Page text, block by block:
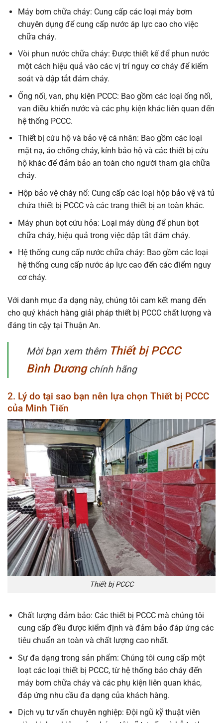
Máy bơm chữa cháy: Cung cấp các loại máy bơm
chuyên dụng để cung cấp nước áp lực cao cho việc
chữa cháy.
Vòi phun nước chữa cháy: Được thiết kế để phun nước
một cách hiệu quả vào các vị trí nguy cơ cháy để kiểm
soát và dập tắt đám cháy.
Ống nối, van, phụ kiện PCCC: Bao gồm các loại ống nối,
van điều khiển nước và các phụ kiện khác liên quan đến
hệ thống PCCC.
Thiết bị cứu hộ và bảo vệ cá nhân: Bao gồm các loại
mặt nạ, áo chống cháy, kính bảo hộ và các thiết bị cứu
hộ khác để đảm bảo an toàn cho người tham gia chữa
cháy.
Hộp bảo vệ cháy nổ: Cung cấp các loại hộp bảo vệ và tủ
chứa thiết bị PCCC và các trang thiết bị an toàn khác.
Máy phun bọt cứu hỏa: Loại máy dùng để phun bọt
chữa cháy, hiệu quả trong việc dập tắt đám cháy.
Hệ thống cung cấp nước chữa cháy: Bao gồm các loại
hệ thống cung cấp nước áp lực cao đến các điểm nguy
cơ cháy.
Với danh mục đa dạng này, chúng tôi cam kết mang đến
cho quý khách hàng giải pháp thiết bị PCCC chất lượng và
đáng tin cậy tại Thuận An.
Mời bạn xem thêm Thiết bị PCCC
Bình Dươngchính hãng
2. Lý do tại sao bạn nên lựa chọn Thiết bị PCCC
của Minh Tiến
Thiết bị PCCC
Chất lượng đảm bảo: Các thiết bị PCCC mà chúng tôi
cung cấp đều được kiểm định và đảm bảo đáp ứng các
tiêu chuẩn an toàn và chất lượng cao nhất.
Sự đa dạng trong sản phẩm: Chúng tôi cung cấp một
loạt các loại thiết bị PCCC, từ hệ thống báo cháy đến
máy bơm chữa cháy và các phụ kiện liên quan khác,
đáp ứng nhu cầu đa dạng của khách hàng.
Dịch vụ tư vấn chuyên nghiệp: Đội ngũ kỹ thuật viên